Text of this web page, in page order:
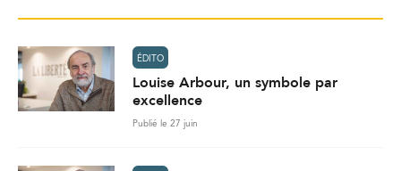
ÉDITO
Louise Arbour, un symbole par
excellence
Publié le 27 juin